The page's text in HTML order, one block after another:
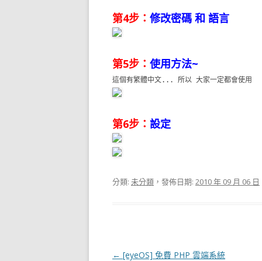
第4步： 修改密碼 和 語言
第5步： 使用方法~
這個有繁體中文... 所以 大家一定都會使用
第6步： 設定
分類: 未分類 ，發佈日期: 2010 年 09 月 06 日
文
← [eyeOS] 免費 PHP 雲端系統